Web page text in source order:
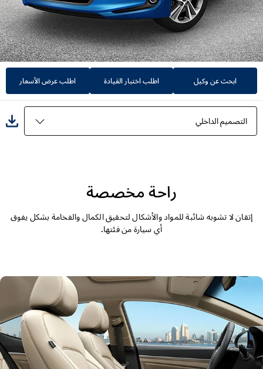
ابحث عن وكيل اطلب اختبار القيادة اطلب عرض الأسعار
التصميم الداخلي
التصميم الداخلي
راحة مخصصة
إتقان لا تشوبه شائبة للمواد والأشكال لتحقيق الكمال والفخامة بشكل يفوق
أي سيارة من فئتها.